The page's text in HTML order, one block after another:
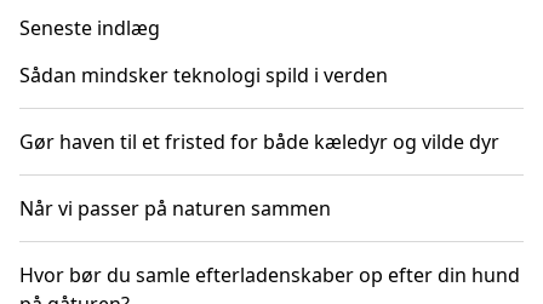
Seneste indlæg
Sådan mindsker teknologi spild i verden
Gør haven til et fristed for både kæledyr og vilde dyr
Når vi passer på naturen sammen
Hvor bør du samle efterladenskaber op efter din hund